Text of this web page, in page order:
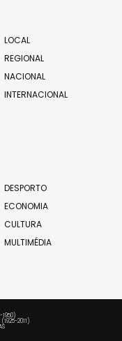
LOCAL
REGIONAL
NACIONAL
INTERNACIONAL
DESPORTO
ECONOMIA
CULTURA
MULTIMÉDIA
1950)
(1925-2011)